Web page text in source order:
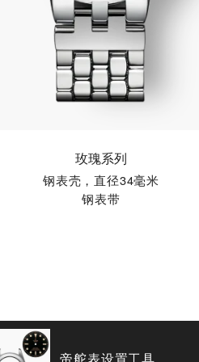
玫瑰系列
钢表壳，直径34毫米
钢表带